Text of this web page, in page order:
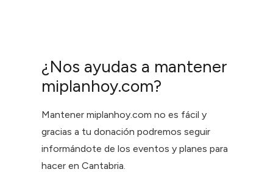
¿Nos ayudas a mantener
miplanhoy.com?
Mantener miplanhoy.com no es fácil y
gracias a tu donación podremos seguir
informándote de los eventos y planes para
hacer en Cantabria.